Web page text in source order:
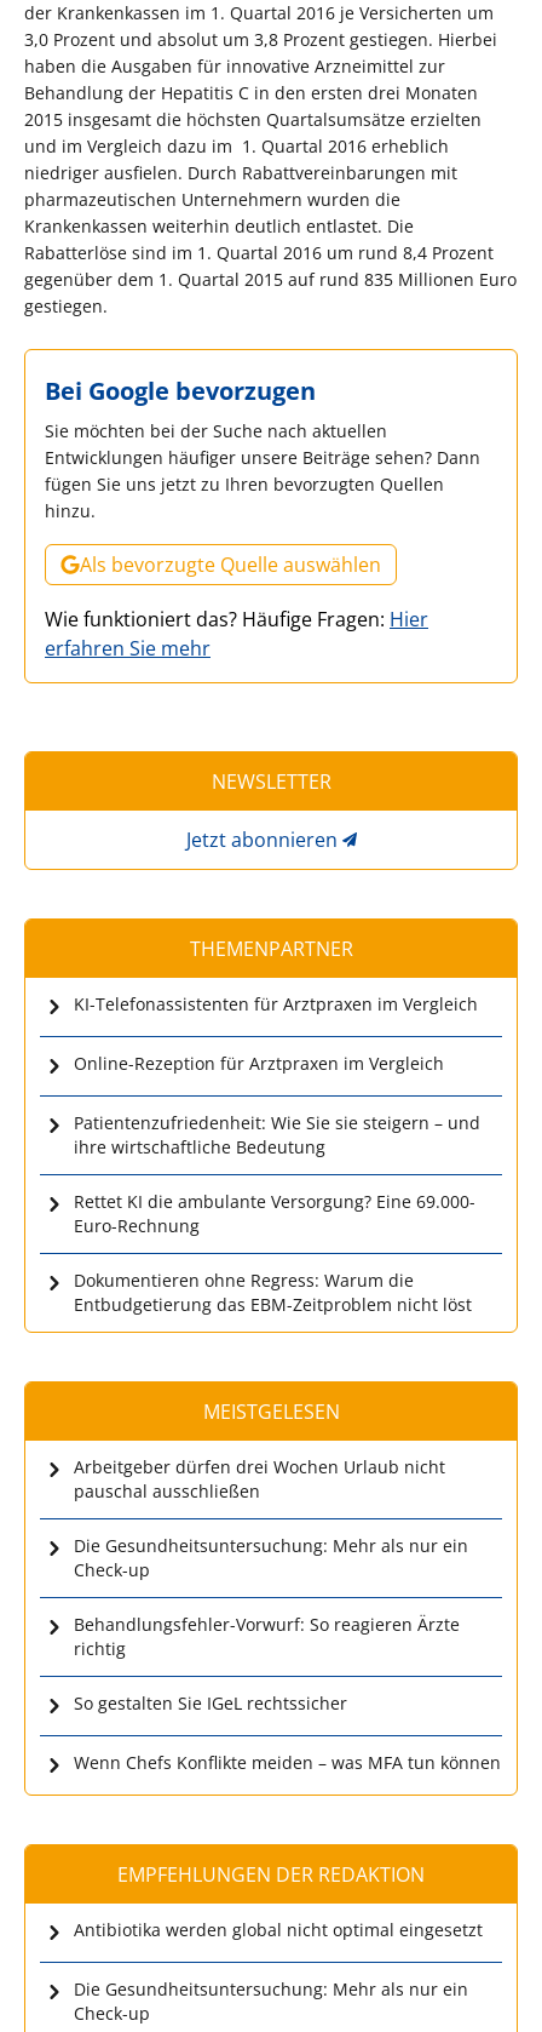
der Krankenkassen im 1. Quartal 2016 je Versicherten um
3,0 Prozent und absolut um 3,8 Prozent gestiegen. Hierbei
haben die Ausgaben für innovative Arzneimittel zur
Behandlung der Hepatitis C in den ersten drei Monaten
2015 insgesamt die höchsten Quartalsumsätze erzielten
und im Vergleich dazu im 1. Quartal 2016 erheblich
niedriger ausfielen. Durch Rabattvereinbarungen mit
pharmazeutischen Unternehmern wurden die
Krankenkassen weiterhin deutlich entlastet. Die
Rabatterlöse sind im 1. Quartal 2016 um rund 8,4 Prozent
gegenüber dem 1. Quartal 2015 auf rund 835 Millionen Euro
gestiegen.
Bei Google bevorzugen
Sie möchten bei der Suche nach aktuellen
Entwicklungen häufiger unsere Beiträge sehen? Dann
fügen Sie uns jetzt zu Ihren bevorzugten Quellen
hinzu.
Als bevorzugte Quelle auswählen
Wie funktioniert das? Häufige Fragen: Hier
erfahren Sie mehr
NEWSLETTER
Jetzt abonnieren
THEMENPARTNER
KI-Telefonassistenten für Arztpraxen im Vergleich
Online-Rezeption für Arztpraxen im Vergleich
Patientenzufriedenheit: Wie Sie sie steigern – und
ihre wirtschaftliche Bedeutung
Rettet KI die ambulante Versorgung? Eine 69.000-
Euro-Rechnung
Dokumentieren ohne Regress: Warum die
Entbudgetierung das EBM-Zeitproblem nicht löst
MEISTGELESEN
Arbeitgeber dürfen drei Wochen Urlaub nicht
pauschal ausschließen
Die Gesundheitsuntersuchung: Mehr als nur ein
Check-up
Behandlungsfehler-Vorwurf: So reagieren Ärzte
richtig
So gestalten Sie IGeL rechtssicher
Wenn Chefs Konflikte meiden – was MFA tun können
EMPFEHLUNGEN DER REDAKTION
Antibiotika werden global nicht optimal eingesetzt
Die Gesundheitsuntersuchung: Mehr als nur ein
Check-up